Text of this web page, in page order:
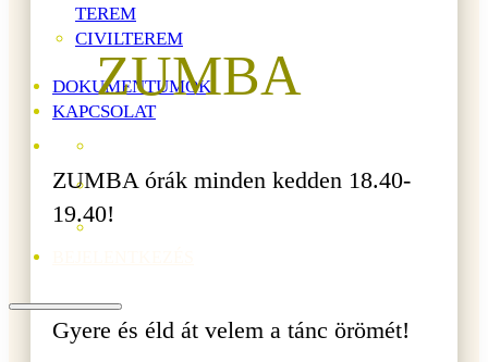
TEREM
CIVILTEREM
DOKUMENTUMOK
KAPCSOLAT
ZUMBA
ZUMBA órák minden kedden 18.40-
19.40!
Gyere és éld át velem a tánc örömét!